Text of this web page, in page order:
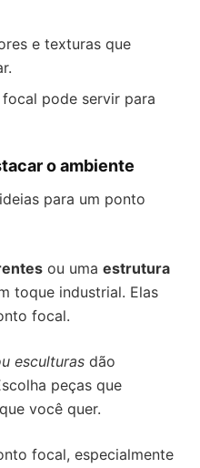
e texturas que
pode servir para
o ambiente
para um ponto
ou uma estrutura
toque industrial. Elas
focal.
esculturas dão
peças que
você quer.
focal, especialmente